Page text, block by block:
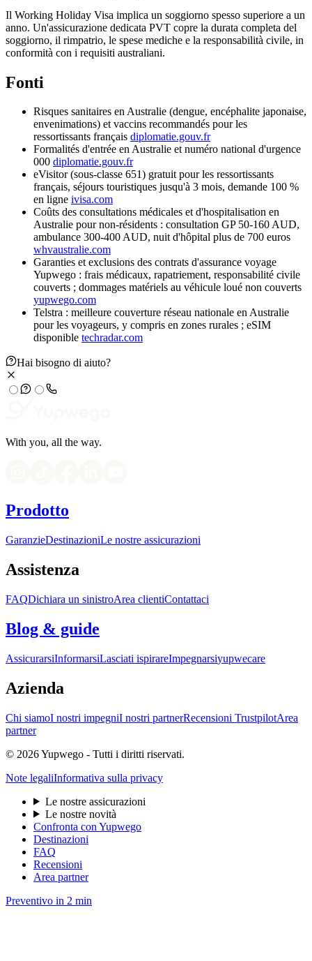
Il Working Holiday Visa implica un soggiorno spesso superiore a un
anno. Un'assicurazione dedicata PVT copre la durata completa del
soggiorno, il rimpatrio, le spese mediche e la responsabilità civile, in
conformità con i requisiti australiani.
Fonti
Risques sanitaires en Australie (dengue, encéphalite japonaise,
envenimations) et vaccins recommandés pour les
ressortissants français diplomatie.gouv.fr
Formalités d'entrée en Australie et numéro national d'urgence
000 diplomatie.gouv.fr
eVisitor (sous-classe 651) gratuit pour les ressortissants
français, séjours touristiques jusqu'à 3 mois, demande 100 %
en ligne ivisa.com
Coûts des consultations médicales et d'hospitalisation en
Australie pour non-résidents : consultation GP 50-160 AUD,
ambulance 300-400 AUD, nuit d'hôpital plus de 700 euros
whvaustralie.com
Garanties et exclusions des contrats d'assurance voyage
Yupwego : frais médicaux, rapatriement, responsabilité civile
couverts ; dommages matériels au véhicule loué non couverts
yupwego.com
Telstra : meilleure couverture réseau nationale en Australie
pour les voyageurs, y compris en zones rurales ; eSIM
disponible techradar.com
Hai bisogno di aiuto?
With you, all the way.
Prodotto
GaranzieDestinazioniLe nostre assicurazioni
Assistenza
FAQDichiara un sinistroArea clientiContattaci
Blog & guide
AssicurarsiInformarsiLasciati ispirareImpegnarsiyupwecare
Azienda
Chi siamoI nostri impegniI nostri partnerRecensioni TrustpilotArea
partner
© 2026 Yupwego - Tutti i diritti riservati.
Note legaliInformativa sulla privacy
Le nostre assicurazioni
Le nostre novità
Confronta con Yupwego
Destinazioni
FAQ
Recensioni
Area partner
Preventivo in 2 min